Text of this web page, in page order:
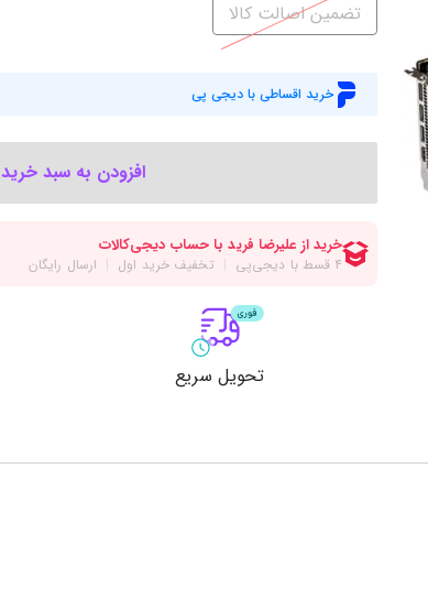
اکسسوری
کول پد
کابل‌ها
منبع تغذیه (پاور)
رم
مادربرد
تضمین اصالت کالا
خرید اقساطی با دیجی پی
افزودن به سبد خرید
تحویل سریع